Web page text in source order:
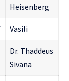
Heisenberg
Vasili
Dr. Thaddeus
Sivana